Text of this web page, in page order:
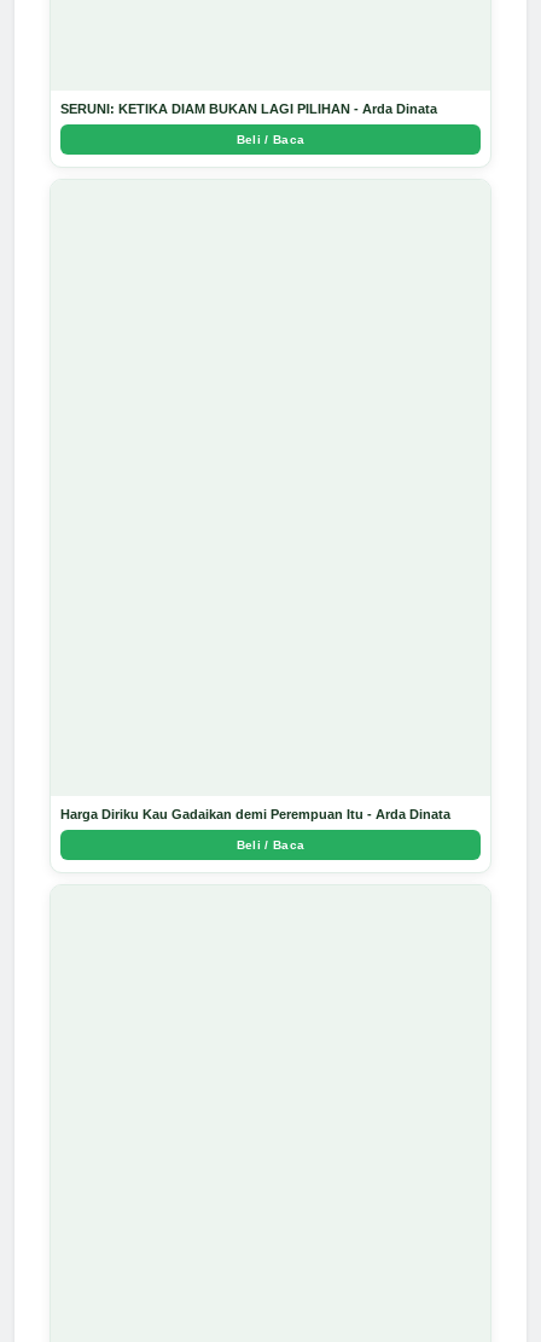
SERUNI: KETIKA DIAM BUKAN LAGI PILIHAN - Arda Dinata
Beli / Baca
Harga Diriku Kau Gadaikan demi Perempuan Itu - Arda Dinata
Beli / Baca